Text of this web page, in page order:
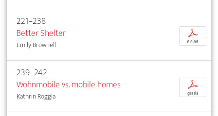
221–238
Better Shelter
Emily Brownell
p
€ 9,95
239–242
Wohnmobile vs. mobile homes
Kathrin Röggla
p
gratis